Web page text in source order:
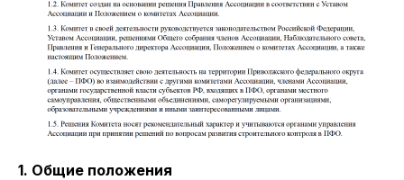
1. Общие положения